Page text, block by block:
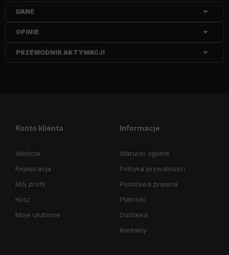
DANE
OPINIE
PRZEWODNIK AKTYWACJI
Konto klienta
Wejście
Rejestracja
Mój profil
Kosz
Moje ulubione
Informacje
Warunki ogólne
Polityka prywatności
Podstawa prawna
Płatność
Dostawa
Kontakty